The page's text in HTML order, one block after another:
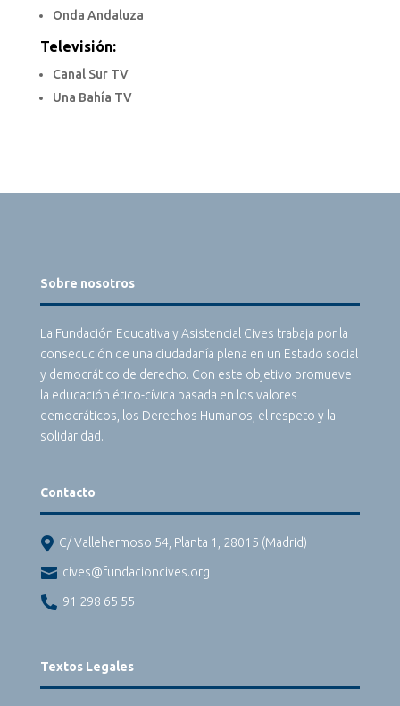
Onda Andaluza
Televisión:
Canal Sur TV
Una Bahía TV
Sobre nosotros
La Fundación Educativa y Asistencial Cives trabaja por la
consecución de una ciudadanía plena en un Estado social
y democrático de derecho. Con este objetivo promueve
la educación ético-cívica basada en los valores
democráticos, los Derechos Humanos, el respeto y la
solidaridad.
Contacto
 C/ Vallehermoso 54, Planta 1, 28015 (Madrid)
 cives@fundacioncives.org
 91 298 65 55
Textos Legales